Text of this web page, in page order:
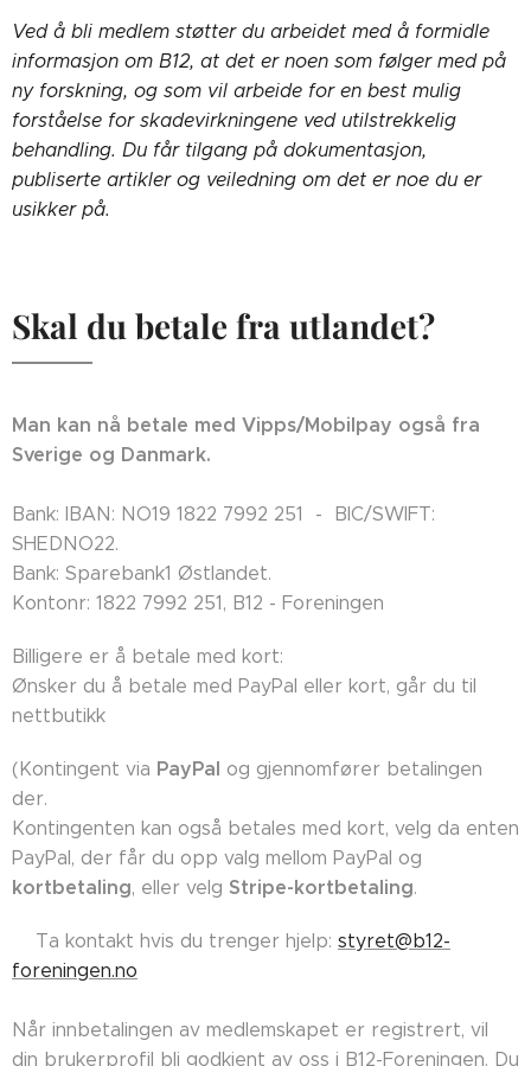
Ved å bli medlem støtter du arbeidet med å formidle
informasjon om B12, at det er noen som følger med på
ny forskning, og som vil arbeide for en best mulig
forståelse for skadevirkningene ved utilstrekkelig
behandling. Du får tilgang på dokumentasjon,
publiserte artikler og veiledning om det er noe du er
usikker på.
Skal du betale fra utlandet?
Man kan nå betale med Vipps/Mobilpay også fra
Sverige og Danmark.
Bank: IBAN: NO19 1822 7992 251 - BIC/SWIFT:
SHEDNO22.
Bank: Sparebank1 Østlandet.
Kontonr: 1822 7992 251, B12 - Foreningen
Billigere er å betale med kort:
Ønsker du å betale med PayPal eller kort, går du til
nettbutikk
(Kontingent via PayPal og gjennomfører betalingen
der.
Kontingenten kan også betales med kort, velg da enten
PayPal, der får du opp valg mellom PayPal og
kortbetaling, eller velg Stripe-kortbetaling.
👉🏼Ta kontakt hvis du trenger hjelp: styret@b12-
foreningen.no
Når innbetalingen av medlemskapet er registrert, vil
din brukerprofil bli godkjent av oss i B12-Foreningen. Du